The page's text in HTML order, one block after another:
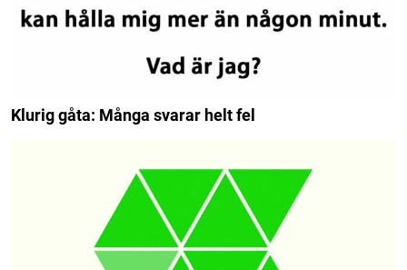
Klurig gåta: Många svarar helt fel